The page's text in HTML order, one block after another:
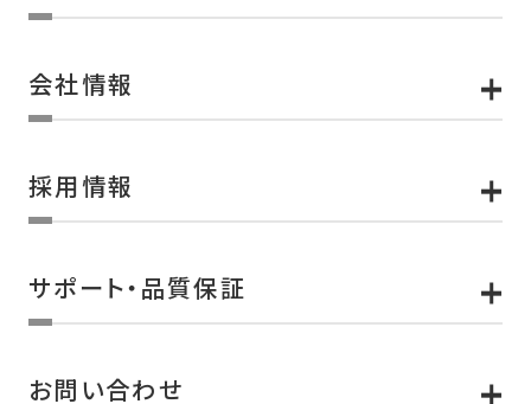
会社情報
採用情報
サポート・品質保証
お問い合わせ